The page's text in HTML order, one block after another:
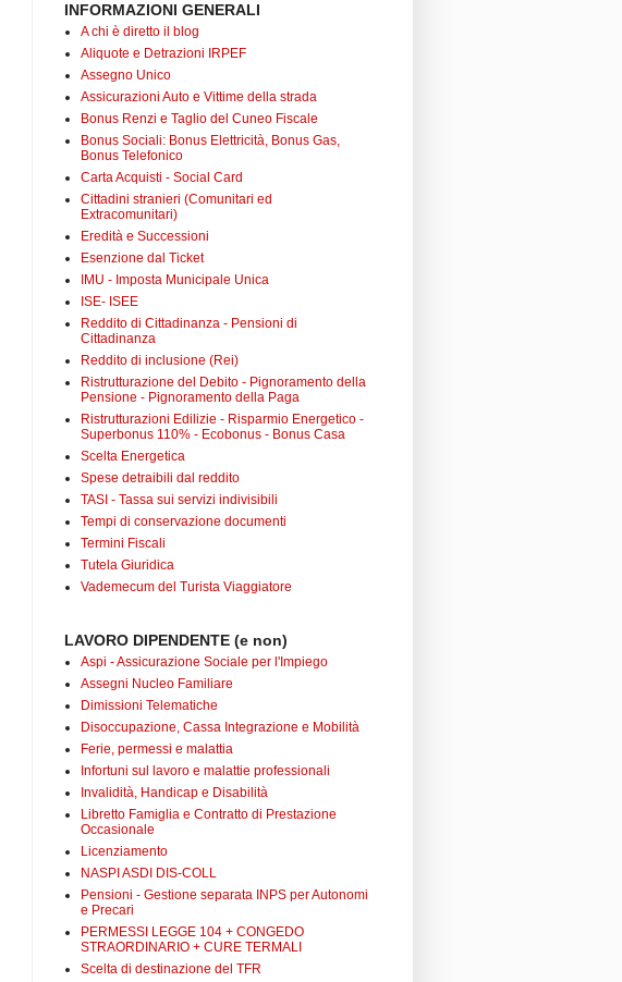
INFORMAZIONI GENERALI
A chi è diretto il blog
Aliquote e Detrazioni IRPEF
Assegno Unico
Assicurazioni Auto e Vittime della strada
Bonus Renzi e Taglio del Cuneo Fiscale
Bonus Sociali: Bonus Elettricità, Bonus Gas,
Bonus Telefonico
Carta Acquisti - Social Card
Cittadini stranieri (Comunitari ed
Extracomunitari)
Eredità e Successioni
Esenzione dal Ticket
IMU - Imposta Municipale Unica
ISE- ISEE
Reddito di Cittadinanza - Pensioni di
Cittadinanza
Reddito di inclusione (Rei)
Ristrutturazione del Debito - Pignoramento della
Pensione - Pignoramento della Paga
Ristrutturazioni Edilizie - Risparmio Energetico -
Superbonus 110% - Ecobonus - Bonus Casa
Scelta Energetica
Spese detraibili dal reddito
TASI - Tassa sui servizi indivisibili
Tempi di conservazione documenti
Termini Fiscali
Tutela Giuridica
Vademecum del Turista Viaggiatore
LAVORO DIPENDENTE (e non)
Aspi - Assicurazione Sociale per l'Impiego
Assegni Nucleo Familiare
Dimissioni Telematiche
Disoccupazione, Cassa Integrazione e Mobilità
Ferie, permessi e malattia
Infortuni sul lavoro e malattie professionali
Invalidità, Handicap e Disabilità
Libretto Famiglia e Contratto di Prestazione
Occasionale
Licenziamento
NASPI ASDI DIS-COLL
Pensioni - Gestione separata INPS per Autonomi
e Precari
PERMESSI LEGGE 104 + CONGEDO
STRAORDINARIO + CURE TERMALI
Scelta di destinazione del TFR